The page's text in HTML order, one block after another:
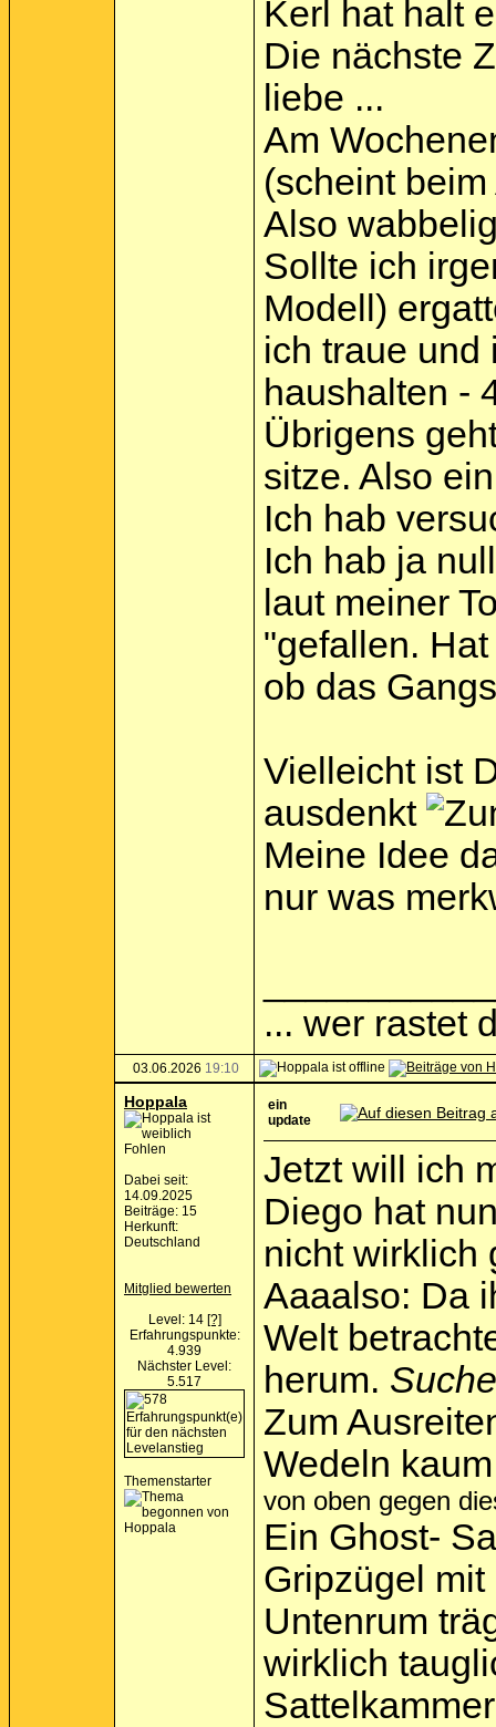
Kerl hat halt
Die nächste
liebe ...
Am
(scheint
Also
Sollte ich
Modell)
ich traue und
haushalten -
Übrigens
sitze. Also
Ich hab
Ich hab ja
laut meiner
"gefallen.
ob das
Vielleicht ist
ausdenkt
Meine Idee
nur was
... wer rastet
03.06.2026 19:10
Hoppala
Fohlen
Dabei seit:
14.09.2025
Beiträge: 15
Herkunft:
Deutschland
Mitglied bewerten
Level: 14 [?]
Erfahrungspunkte:
4.939
Nächster Level:
5.517
Themenstarter
ein
update
Jetzt will ich
Diego hat
nicht wirklich
Aaaalso: Da
Welt
herum.
Zum
Wedeln
von oben gegen
Ein Ghost-
Gripzügel
Untenrum
wirklich